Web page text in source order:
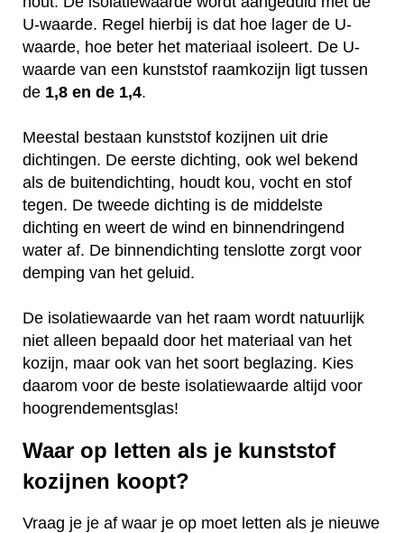
U-waarde. Regel hierbij is dat hoe lager de U-
waarde, hoe beter het materiaal isoleert. De U-
waarde van een kunststof raamkozijn ligt tussen
de 1,8 en de 1,4.
Meestal bestaan kunststof kozijnen uit drie
dichtingen. De eerste dichting, ook wel bekend
als de buitendichting, houdt kou, vocht en stof
tegen. De tweede dichting is de middelste
dichting en weert de wind en binnendringend
water af. De binnendichting tenslotte zorgt voor
demping van het geluid.
De isolatiewaarde van het raam wordt natuurlijk
niet alleen bepaald door het materiaal van het
kozijn, maar ook van het soort beglazing. Kies
daarom voor de beste isolatiewaarde altijd voor
hoogrendementsglas!
Waar op letten als je kunststof
kozijnen koopt?
Vraag je je af waar je op moet letten als je nieuwe